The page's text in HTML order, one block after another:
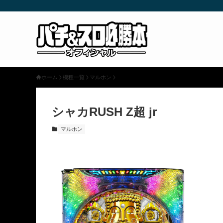
ホーム 機種一覧 マルホン
シャカRUSH Z超 jr
マルホン